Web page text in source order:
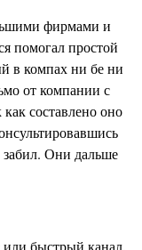
фирмами и
помогал простой
в компах ни бе ни
от компании с
составлено оно
Они дальше
быстрый канал.